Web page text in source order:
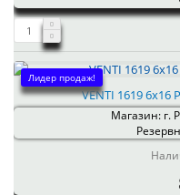
Лидер продаж!
VENTI 1619 6x16
Магазин: г.